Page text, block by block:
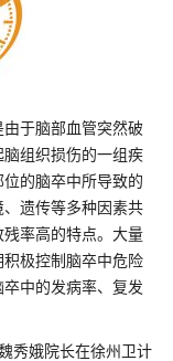
于脑部血管突然破
组织损伤的一组疾
的脑卒中所导致的
遗传等多种因素共
率高的特点。大量
极控制脑卒中危险
中的发病率、复发
秀娥院长在徐州卫计